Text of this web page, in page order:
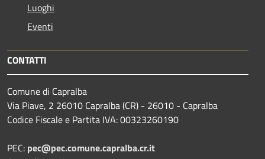
Luoghi
Eventi
CONTATTI
Comune di Capralba
Via Piave, 2 26010 Capralba (CR) - 26010 - Capralba
Codice Fiscale e Partita IVA: 00323260190
PEC: pec@pec.comune.capralba.cr.it